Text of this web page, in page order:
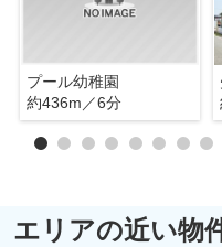
プール幼稚園
約436m／6分
エリアの近い物